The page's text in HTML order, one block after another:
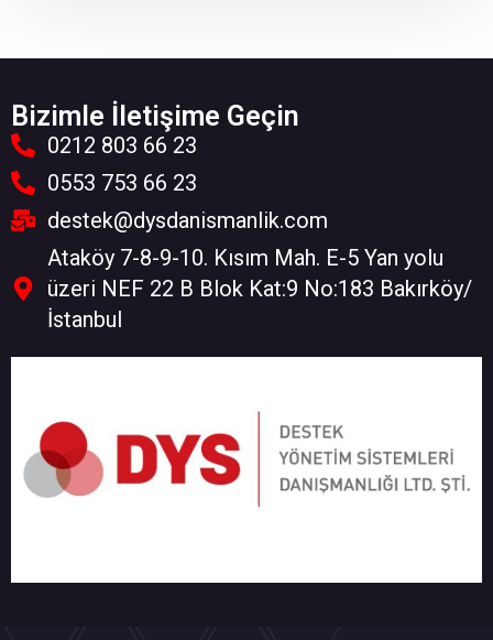
Bizimle İletişime Geçin
0212 803 66 23
0553 753 66 23
destek@dysdanismanlik.com
Ataköy 7-8-9-10. Kısım Mah. E-5 Yan yolu
üzeri NEF 22 B Blok Kat:9 No:183 Bakırköy/
İstanbul